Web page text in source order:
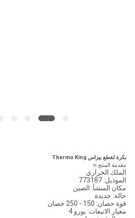
بكرة لقطع بيزاس Thermo King
مقدمة المنتج n:
الملك الحراري
الموديل: 773187
مكان المنشأ: الصين
حالة: جديدة
قوة حصان: 150 - 250 حصان
معيار الانبعاث: يورو 4